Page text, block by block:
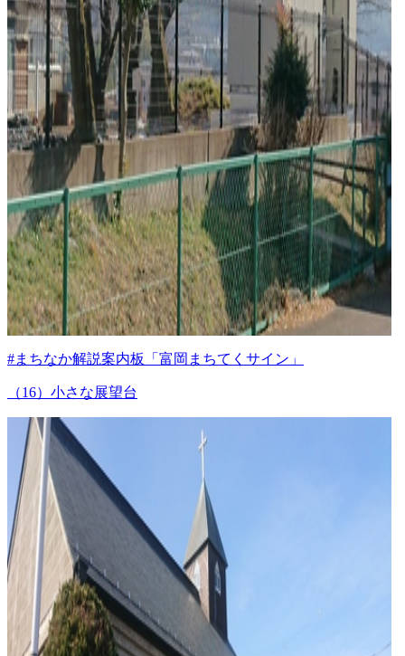
#まちなか解説案内板「富岡まちてくサイン」
（16）小さな展望台